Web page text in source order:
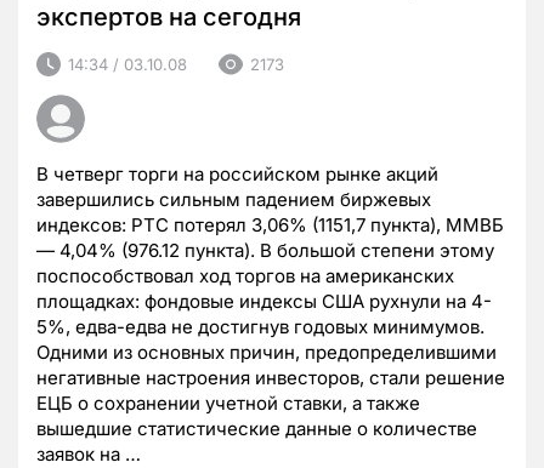
экспертов на сегодня
14:34 / 03.10.08 2173
В четверг торги на российском рынке акций
завершились сильным падением биржевых
индексов: РТС потерял 3,06% (1151,7 пункта), ММВБ
— 4,04% (976.12 пункта). В большой степени этому
поспособствовал ход торгов на американских
площадках: фондовые индексы США рухнули на 4-
5%, едва-едва не достигнув годовых минимумов.
Одними из основных причин, предопределившими
негативные настроения инвесторов, стали решение
ЕЦБ о сохранении учетной ставки, а также
вышедшие статистические данные о количестве
заявок на …